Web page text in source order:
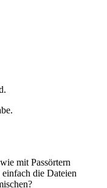
mit Passörtern
die Dateien